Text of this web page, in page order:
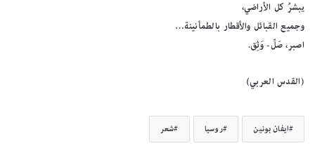
يبشرُ كل الأراضي،
وجميع القبائل والأقطار بالطمأنينة…
اصبر، صَلِّ- وَثِق.
(القدس العربي)
ايفان بونين روسيا شعر